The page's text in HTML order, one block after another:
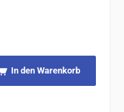
In den Warenkorb